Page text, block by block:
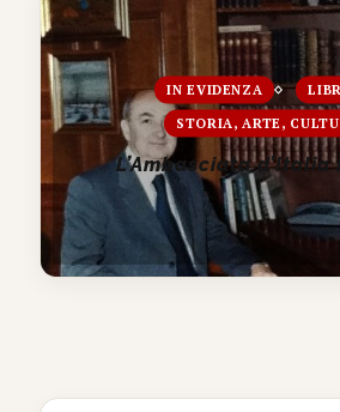
IN EVIDENZA
STORIA, ARTE,
L’Ambasciata d’Italia